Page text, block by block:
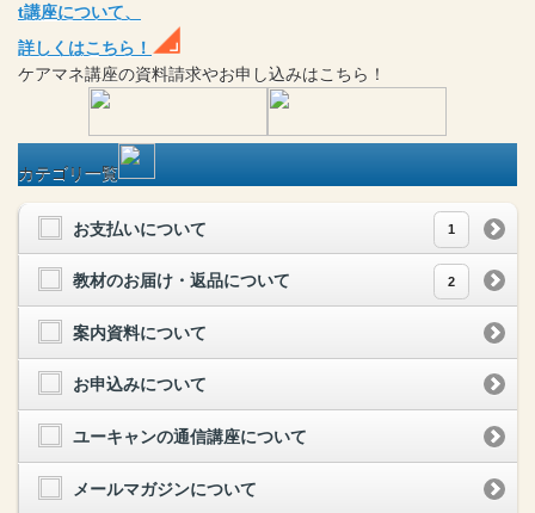
t講座について、
詳しくはこちら！
ケアマネ講座の資料請求やお申し込みはこちら！
カテゴリ一覧
お支払いについて 1
教材のお届け・返品について 2
案内資料について
お申込みについて
ユーキャンの通信講座について
メールマガジンについて